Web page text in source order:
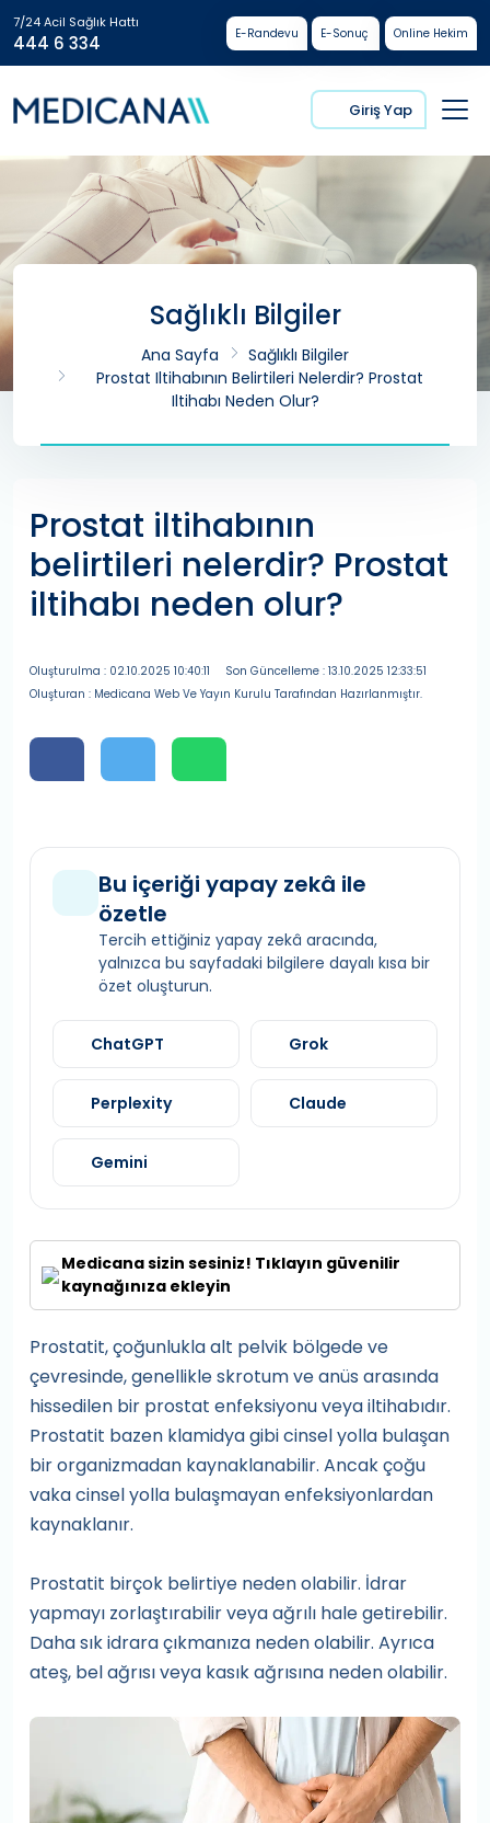
7/24 Acil Sağlık Hattı
444 6 334 E-Randevu E-Sonuç Online Hekim
Giriş Yap
Sağlıklı Bilgiler
Ana Sayfa
Sağlıklı Bilgiler
Prostat Iltihabının Belirtileri Nelerdir? Prostat
Iltihabı Neden Olur?
Prostat iltihabının
belirtileri nelerdir? Prostat
iltihabı neden olur?
Oluşturulma : 02.10.2025 10:40:11
Son Güncelleme : 13.10.2025 12:33:51
Oluşturan : Medicana Web Ve Yayın Kurulu Tarafından Hazırlanmıştır.
Bu içeriği yapay zekâ ile
özetle
Tercih ettiğiniz yapay zekâ aracında,
yalnızca bu sayfadaki bilgilere dayalı kısa bir
özet oluşturun.
ChatGPT Grok
Perplexity Claude
Gemini
Medicana sizin sesiniz! Tıklayın güvenilir
kaynağınıza ekleyin
Prostatit, çoğunlukla alt pelvik bölgede ve
çevresinde, genellikle skrotum ve anüs arasında
hissedilen bir prostat enfeksiyonu veya iltihabıdır.
Prostatit bazen klamidya gibi cinsel yolla bulaşan
bir organizmadan kaynaklanabilir. Ancak çoğu
vaka cinsel yolla bulaşmayan enfeksiyonlardan
kaynaklanır.
Prostatit birçok belirtiye neden olabilir. İdrar
yapmayı zorlaştırabilir veya ağrılı hale getirebilir.
Daha sık idrara çıkmanıza neden olabilir. Ayrıca
ateş, bel ağrısı veya kasık ağrısına neden olabilir.